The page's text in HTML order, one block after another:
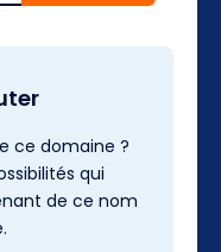
ce domaine ?
qui
de ce nom